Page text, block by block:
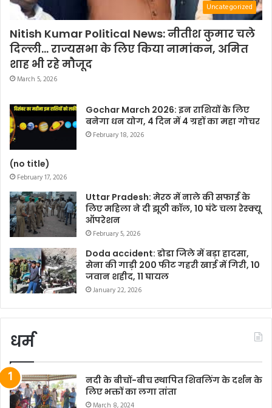
Uncategorized
Nitish Kumar Political News: नीतीश कुमार चले
दिल्ली… राज्यसभा के लिए किया नामांकन, अमित
शाह भी रहे मौजूद
March 5, 2026
Gochar March 2026: इन राशियों के लिए
बनेगा धन योग, 4 दिन में 4 ग्रहों का महा गोचर
February 18, 2026
(no title)
February 17, 2026
Uttar Pradesh: मेरठ में नाले की सफाई के
लिए महिला ने दी झूठी कॉल, 10 घंटे चला रेस्क्यू
ऑपरेशन
February 5, 2026
Doda accident: डोडा जिले में बड़ा हादसा,
सेना की गाड़ी 200 फीट गहरी खाई में गिरी, 10
जवान शहीद, 11 घायल
January 22, 2026
धर्म
नदी के बीचों-बीच स्थापित शिवलिंग के दर्शन के
लिए भक्तों का लगा तांता
March 8, 2024